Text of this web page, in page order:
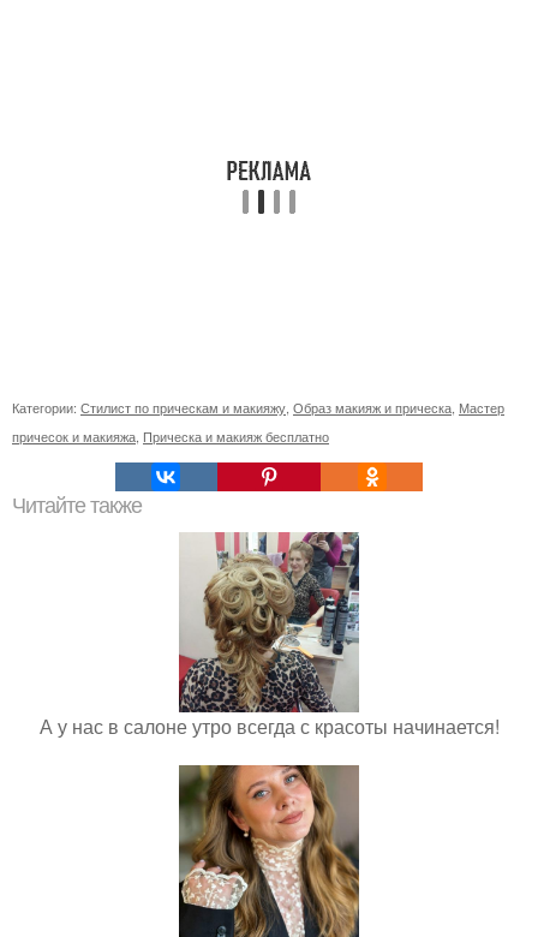
Категории: Стилист по прическам и макияжу Образ макияж и прическа Мастер
причесок и макияжа Прическа и макияж бесплатно
Читайте также
А у нас в салоне утро всегда с красоты начинается!